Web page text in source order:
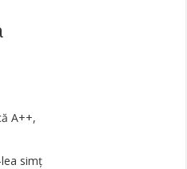
A++,
simț